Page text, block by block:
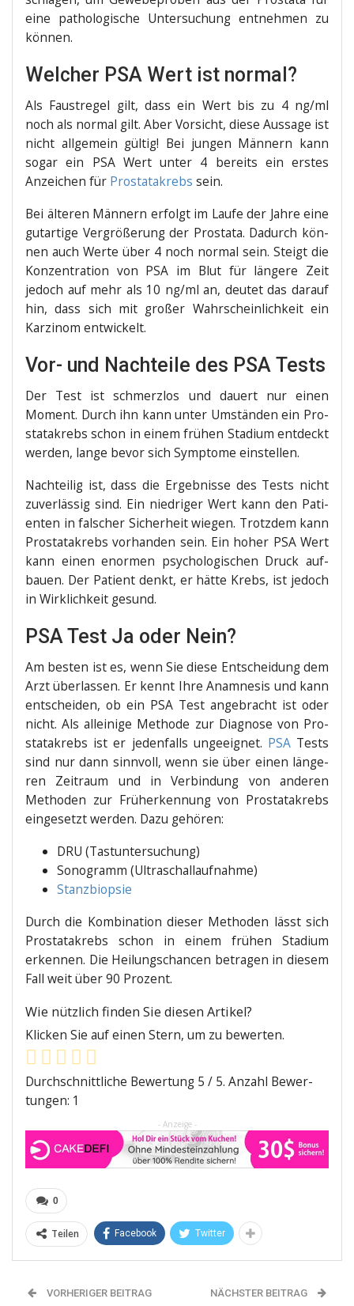
eine patho­lo­gi­sche Unter­su­chung ent­neh­men zu
können.
Welcher PSA Wert ist normal?
Als Faust­re­gel gilt, dass ein Wert bis zu 4 ng/ml
noch als nor­mal gilt. Aber Vor­sicht, die­se Aus­sa­ge ist
nicht all­ge­mein gül­tig! Bei jun­gen Män­nern kann
sogar ein PSA Wert unter 4 bereits ein ers­tes
Anzei­chen für Pro­sta­ta­krebs sein.
Bei älte­ren Män­nern erfolgt im Lau­fe der Jah­re eine
gut­ar­ti­ge Ver­grö­ße­rung der Pro­sta­ta. Dadurch kön­
nen auch Wer­te über 4 noch nor­mal sein. Steigt die
Kon­zen­tra­ti­on von PSA im Blut für län­ge­re Zeit
jedoch auf mehr als 10 ng/ml an, deu­tet das dar­auf
hin, dass sich mit gro­ßer Wahr­schein­lich­keit ein
Kar­zi­nom entwickelt.
Vor- und Nachteile des PSA Tests
Der Test ist schmerz­los und dau­ert nur einen
Moment. Durch ihn kann unter Umstän­den ein Pro­
sta­ta­krebs schon in einem frü­hen Sta­di­um ent­deckt
wer­den, lan­ge bevor sich Sym­pto­me einstellen.
Nach­tei­lig ist, dass die Ergeb­nis­se des Tests nicht
zuver­läs­sig sind. Ein nied­ri­ger Wert kann den Pati­
en­ten in fal­scher Sicher­heit wie­gen. Trotz­dem kann
Pro­sta­ta­krebs vor­han­den sein. Ein hoher PSA Wert
kann einen enor­men psy­cho­lo­gi­schen Druck auf­
bau­en. Der Pati­ent denkt, er hät­te Krebs, ist jedoch
in Wirk­lich­keit gesund.
PSA Test Ja oder Nein?
Am bes­ten ist es, wenn Sie die­se Ent­schei­dung dem
Arzt über­las­sen. Er kennt Ihre Ana­mne­sis und kann
ent­schei­den, ob ein PSA Test ange­bracht ist oder
nicht. Als allei­ni­ge Metho­de zur Dia­gno­se von Pro­
sta­ta­krebs ist er jeden­falls unge­eig­net. PSATests
sind nur dann sinn­voll, wenn sie über einen län­ge­
ren Zeit­raum und in Ver­bin­dung von ande­ren
Metho­den zur Früh­erken­nung von Pro­sta­ta­krebs
ein­ge­setzt wer­den. Dazu gehören:
DRU (Tast­un­ter­su­chung)
Sono­gramm (Ultra­schall­auf­nah­me)
Stanz­bi­op­sie
Durch die Kom­bi­na­ti­on die­ser Metho­den lässt sich
Pro­sta­ta­krebs schon in einem frü­hen Sta­di­um
erken­nen. Die Hei­lungs­chan­cen betra­gen in die­sem
Fall weit über 90 Prozent.
Wie nütz­lich fin­den Sie die­sen Artikel?
Kli­cken Sie auf einen Stern, um zu bewerten.
Durch­schnitt­li­che Bewer­tung 5 / 5. Anzahl Bewer­
tun­gen: 1
- Anzeige -
0
Teilen Facebook Twitter
VORHERIGER BEITRAG NÄCHSTER BEITRAG